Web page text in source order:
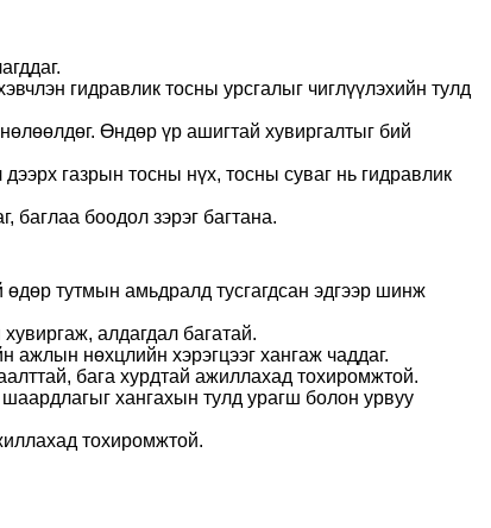
гидравлик тосны урсгалыг чиглүүлэхийн тулд
Өндөр үр ашигтай хувиргалтыг бий
газрын тосны нүх, тосны суваг нь гидравлик
баглаа боодол зэрэг багтана.
тутмын амьдралд тусгагдсан эдгээр шинж
алдагдал багатай.
ажлын нөхцлийн хэрэгцээг хангаж чаддаг.
бага хурдтай ажиллахад тохиромжтой.
шаардлагыг хангахын тулд урагш болон урвуу
тохиромжтой.